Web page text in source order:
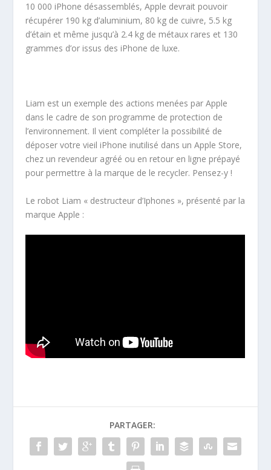
10 000 iPhone désassemblés, Apple devrait pouvoir
récupérer 190 kg d’aluminium, 80 kg de cuivre, 5.5 kg
d’étain et même jusqu’à 2.4 kg de métaux rares et 130
grammes d’or issus des iPhone de luxe.
Liam est un exemple des actions menées par Apple
dans le cadre de son programme de protection de
l’environnement. Il vient compléter la possibilité de
déposer votre vieil iPhone inutilisé dans un Apple Store,
chez un revendeur agréé ou en retour en ligne prépayé
pour permettre à la marque de le recycler. Pensez-y !
Le robot Liam « destructeur d’Iphones », présenté par la
marque Apple :
PARTAGER: